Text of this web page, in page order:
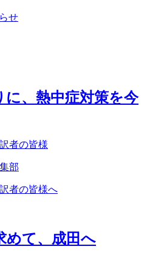
せ
に、熱中症対策を今
者の皆様
部
者の皆様へ
めて、成田へ